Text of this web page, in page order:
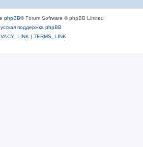
phpBB® Forum Software © phpBB Limited
поддержка phpBB
| TERMS_LINK